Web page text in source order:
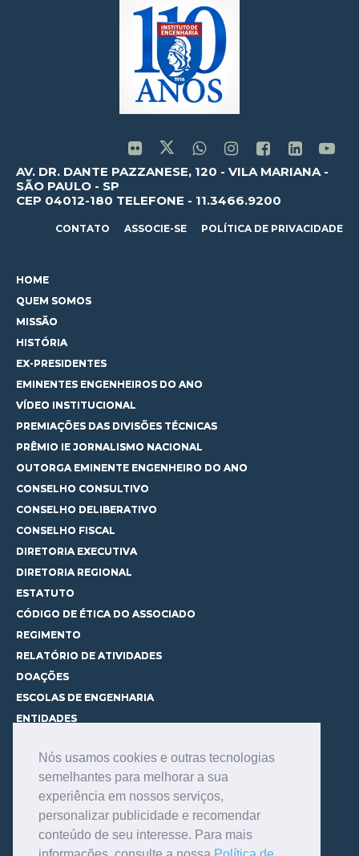
Nós usamos cookies e outras tecnologias
semelhantes para melhorar a sua
experiência em nossos serviços,
personalizar publicidade e recomendar
conteúdo de seu interesse. Para mais
AV. DR. DANTE PAZZANESE, 120 - VILA MARIANA -
SÃO PAULO - SP
CEP 04012-180 TELEFONE - 11.3466.9200
CONTATO ASSOCIE-SE POLÍTICA DE PRIVACIDADE
HOME
QUEM SOMOS
MISSÃO
HISTÓRIA
EX-PRESIDENTES
EMINENTES ENGENHEIROS DO ANO
VÍDEO INSTITUCIONAL
PREMIAÇÕES DAS DIVISÕES TÉCNICAS
PRÊMIO IE JORNALISMO NACIONAL
OUTORGA EMINENTE ENGENHEIRO DO ANO
CONSELHO CONSULTIVO
CONSELHO DELIBERATIVO
CONSELHO FISCAL
DIRETORIA EXECUTIVA
DIRETORIA REGIONAL
ESTATUTO
CÓDIGO DE ÉTICA DO ASSOCIADO
REGIMENTO
RELATÓRIO DE ATIVIDADES
DOAÇÕES
ESCOLAS DE ENGENHARIA
ENTIDADES
CURSOS
CONHEÇA OS CURSOS
CENTRAL DE MENTORIA
CONTATO